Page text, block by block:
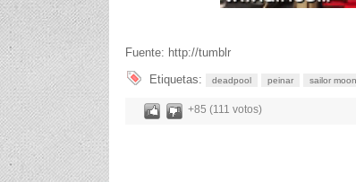
Fuente: http://tumblr
Etiquetas:
deadpool peinar sailor moon
+85 (111 votos)